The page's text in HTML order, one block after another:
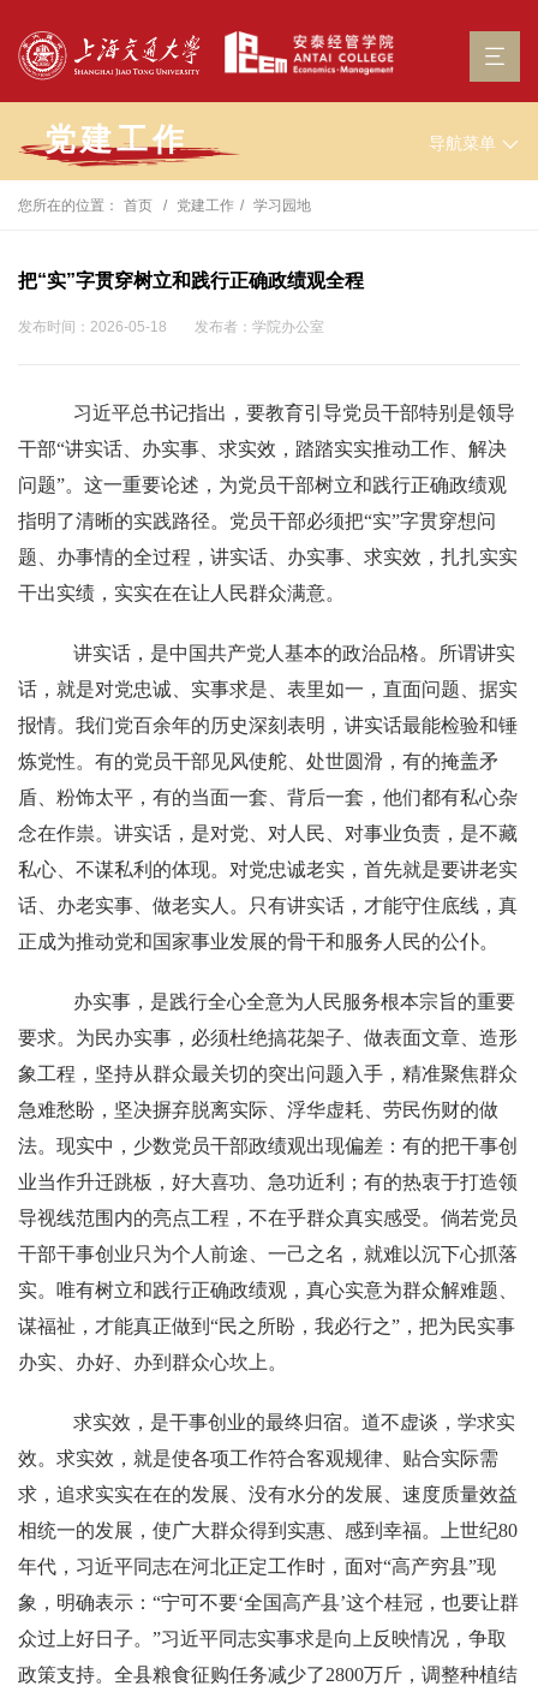
党建工作 导航菜单
您所在的位置： 首页 党建工作 学习园地
把“实”字贯穿树立和践行正确政绩观全程
发布时间：2026-05-18 发布者：学院办公室
习近平总书记指出，要教育引导党员干部特别是领导
干部“讲实话、办实事、求实效，踏踏实实推动工作、解决
问题”。这一重要论述，为党员干部树立和践行正确政绩观
指明了清晰的实践路径。党员干部必须把“实”字贯穿想问
题、办事情的全过程，讲实话、办实事、求实效，扎扎实实
干出实绩，实实在在让人民群众满意。
讲实话，是中国共产党人基本的政治品格。所谓讲实
话，就是对党忠诚、实事求是、表里如一，直面问题、据实
报情。我们党百余年的历史深刻表明，讲实话最能检验和锤
炼党性。有的党员干部见风使舵、处世圆滑，有的掩盖矛
盾、粉饰太平，有的当面一套、背后一套，他们都有私心杂
念在作祟。讲实话，是对党、对人民、对事业负责，是不藏
私心、不谋私利的体现。对党忠诚老实，首先就是要讲老实
话、办老实事、做老实人。只有讲实话，才能守住底线，真
正成为推动党和国家事业发展的骨干和服务人民的公仆。
办实事，是践行全心全意为人民服务根本宗旨的重要
要求。为民办实事，必须杜绝搞花架子、做表面文章、造形
象工程，坚持从群众最关切的突出问题入手，精准聚焦群众
急难愁盼，坚决摒弃脱离实际、浮华虚耗、劳民伤财的做
法。现实中，少数党员干部政绩观出现偏差：有的把干事创
业当作升迁跳板，好大喜功、急功近利；有的热衷于打造领
导视线范围内的亮点工程，不在乎群众真实感受。倘若党员
干部干事创业只为个人前途、一己之名，就难以沉下心抓落
实。唯有树立和践行正确政绩观，真心实意为群众解难题、
谋福祉，才能真正做到“民之所盼，我必行之”，把为民实事
办实、办好、办到群众心坎上。
求实效，是干事创业的最终归宿。道不虚谈，学求实
效。求实效，就是使各项工作符合客观规律、贴合实际需
求，追求实实在在的发展、没有水分的发展、速度质量效益
相统一的发展，使广大群众得到实惠、感到幸福。上世纪80
年代，习近平同志在河北正定工作时，面对“高产穷县”现
象，明确表示：“宁可不要‘全国高产县’这个桂冠，也要让群
众过上好日子。”习近平同志实事求是向上反映情况，争取
政策支持。全县粮食征购任务减少了2800万斤，调整种植结